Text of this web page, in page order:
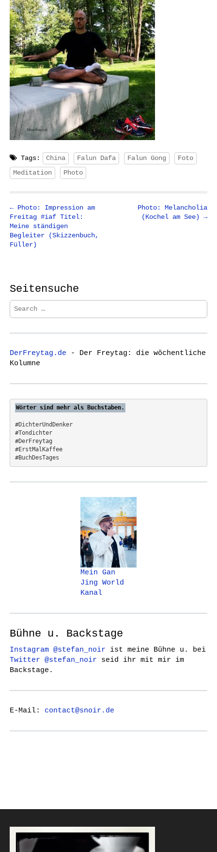
Tags: China Falun Dafa Falun Gong
Foto
Meditation
Photo
P
o
s
t
v
i
g
t
i
o
← Photo: Impression am
Freitag #iaf Titel:
Meine ständigen
Begleiter (Skizzenbuch,
Füller)
Photo: Melancholia
(Kochel am See) →
Seitensuche
S
e
r
h
f
r
DerFreytag.de - Der Freytag: die wöchentliche
Kolumne
Wörter sind mehr als Buchstaben.
#DichterUndDenker
#Tondichter
#DerFreytag
#ErstMalKaffee
#BuchDesTages
Mein Gan
Jing World
Kanal
Bühne u. Backstage
Instagram @stefan_noir ist meine Bühne u. bei
Twitter @stefan_noir seid ihr mit mir im
Backstage.
E-Mail: contact@snoir.de